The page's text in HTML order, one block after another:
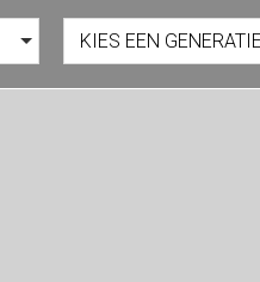
KIES EEN GENERATIE